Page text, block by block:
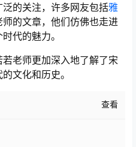
的关注，许多网友包括雅
的文章，他们仿佛也走进
代的魅力。
老师更加深入地了解了宋
文化和历史。
查看